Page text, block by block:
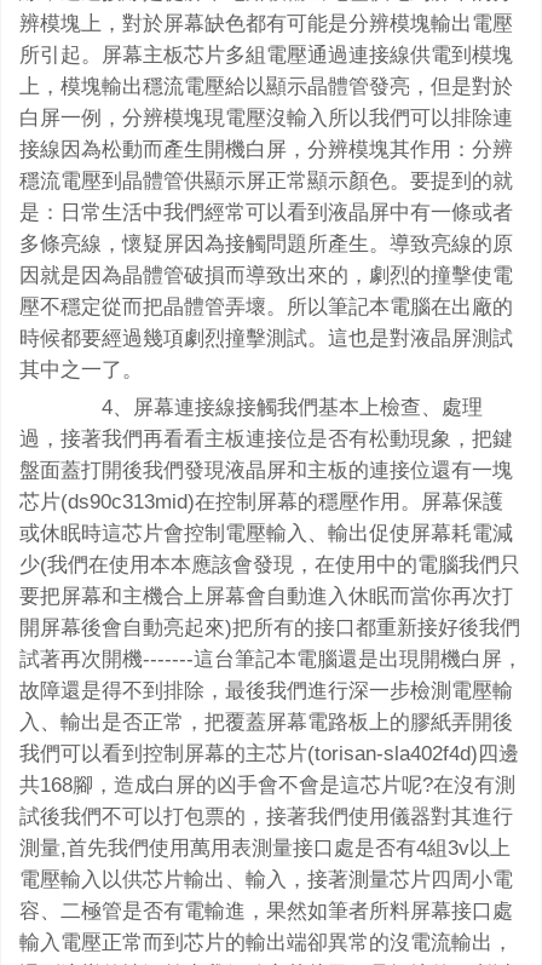
辨模塊上，對於屏幕缺色都有可能是分辨模塊輸出電壓
所引起。屏幕主板芯片多組電壓通過連接線供電到模塊
上，模塊輸出穩流電壓給以顯示晶體管發亮，但是對於
白屏一例，分辨模塊現電壓沒輸入所以我們可以排除連
接線因為松動而產生開機白屏，分辨模塊其作用：分辨
穩流電壓到晶體管供顯示屏正常顯示顏色。要提到的就
是：日常生活中我們經常可以看到液晶屏中有一條或者
多條亮線，懷疑屏因為接觸問題所產生。導致亮線的原
因就是因為晶體管破損而導致出來的，劇烈的撞擊使電
壓不穩定從而把晶體管弄壞。所以筆記本電腦在出廠的
時候都要經過幾項劇烈撞擊測試。這也是對液晶屏測試
其中之一了。
4、屏幕連接線接觸我們基本上檢查、處理
過，接著我們再看看主板連接位是否有松動現象，把鍵
盤面蓋打開後我們發現液晶屏和主板的連接位還有一塊
芯片(ds90c313mid)在控制屏幕的穩壓作用。屏幕保護
或休眠時這芯片會控制電壓輸入、輸出促使屏幕耗電減
少(我們在使用本本應該會發現，在使用中的電腦我們只
要把屏幕和主機合上屏幕會自動進入休眠而當你再次打
開屏幕後會自動亮起來)把所有的接口都重新接好後我們
試著再次開機-------這台筆記本電腦還是出現開機白屏，
故障還是得不到排除，最後我們進行深一步檢測電壓輸
入、輸出是否正常，把覆蓋屏幕電路板上的膠紙弄開後
我們可以看到控制屏幕的主芯片(torisan-sla402f4d)四邊
共168腳，造成白屏的凶手會不會是這芯片呢?在沒有測
試後我們不可以打包票的，接著我們使用儀器對其進行
測量,首先我們使用萬用表測量接口處是否有4組3v以上
電壓輸入以供芯片輸出、輸入，接著測量芯片四周小電
容、二極管是否有電輸進，果然如筆者所料屏幕接口處
輸入電壓正常而到芯片的輸出端卻異常的沒電流輸出，